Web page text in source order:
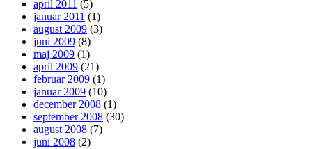
april 2011 (5)
januar 2011 (1)
august 2009 (3)
juni 2009 (8)
maj 2009 (1)
april 2009 (21)
februar 2009 (1)
januar 2009 (10)
december 2008 (1)
september 2008 (30)
august 2008 (7)
juni 2008 (2)